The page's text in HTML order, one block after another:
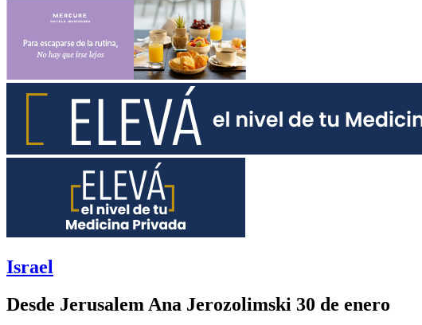
Israel
Desde Jerusalem Ana Jerozolimski 30 de enero